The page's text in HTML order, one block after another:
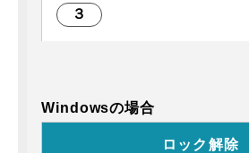
３
Windowsの場合
ロック解除